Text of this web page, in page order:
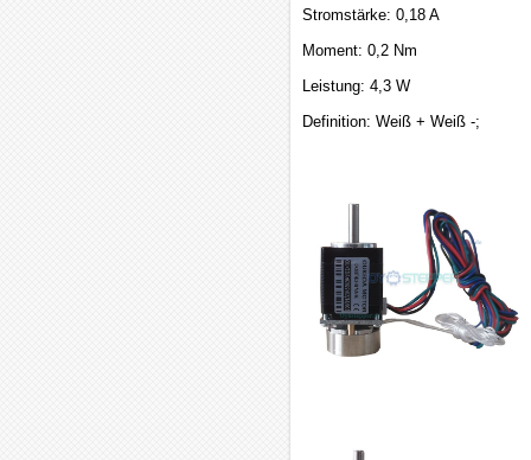
Stromstärke: 0,18 A
Moment: 0,2 Nm
Leistung: 4,3 W
Definition: Weiß + Weiß -;